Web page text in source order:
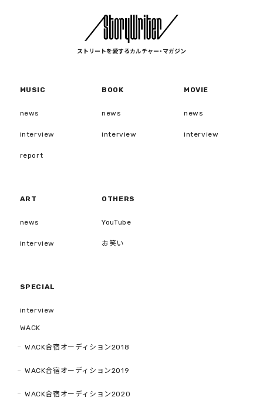
ストリートを愛するカルチャー・マガジン
MUSIC
news
interview
report
BOOK
news
interview
MOVIE
news
interview
ART
news
interview
OTHERS
YouTube
お笑い
SPECIAL
interview
WACK
WACK合宿オーディション2018
WACK合宿オーディション2019
WACK合宿オーディション2020